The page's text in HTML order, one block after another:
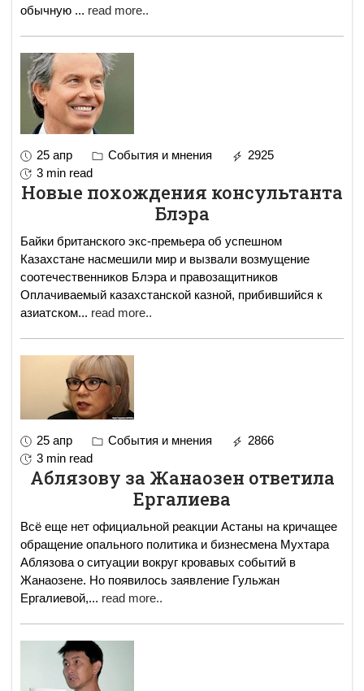
обычную ... read more..
25 апр События и мнения
2925
3 min read
Новые похождения консультанта
Блэра
Байки британского экс-премьера об успешном
Казахстане насмешили мир и вызвали возмущение
соотечественников Блэра и правозащитников
Оплачиваемый казахстанской казной, прибившийся к
азиатском... read more..
25 апр События и мнения
2866
3 min read
Аблязову за Жанаозен ответила
Ергалиева
Всё еще нет официальной реакции Астаны на кричащее
обращение опального политика и бизнесмена Мухтара
Аблязова о ситуации вокруг кровавых событий в
Жанаозене. Но появилось заявление Гульжан
Ергалиевой,... read more..